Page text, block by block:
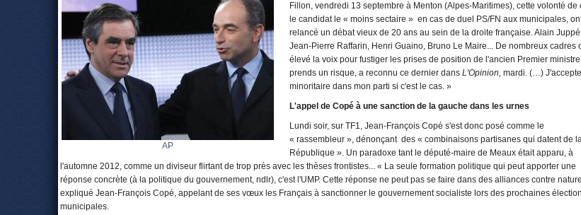
AP
Fillon, vendredi 13 septembre à Menton (Alpes-Maritimes), cette volonté de
le candidat le « moins sectaire » en cas de duel PS/FN aux municipales,
relancé un débat vieux de 20 ans au sein de la droite française. Alain
Jean-Pierre Raffarin, Henri Guaino, Bruno Le Maire... De nombreux cadres
élevé la voix pour fustiger les prises de position de l'ancien Premier
prends un risque, a reconnu ce dernier dans L'Opinion, mardi. (…)
minoritaire dans mon parti si c'est le cas. »
L'appel de Copé à une sanction de la gauche dans les urnes
Lundi soir, sur TF1, Jean-François Copé s'est donc posé comme le
« rassembleur », dénonçant des « combinaisons partisanes qui datent de
République ». Un paradoxe tant le député-maire de Meaux était apparu, à
l'automne 2012, comme un diviseur flirtant de trop près avec les thèses frontistes... « La seule formation politique qui peut apporter une
réponse concrète (à la politique du gouvernement, ndlr), c'est l'UMP. Cette réponse ne peut pas se faire dans des alliances contre
expliqué Jean-François Copé, appelant de ses vœux les Français à sanctionner le gouvernement socialiste lors des prochaines
municipales.